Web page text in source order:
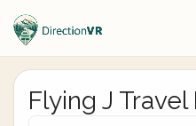
Flying J Travel